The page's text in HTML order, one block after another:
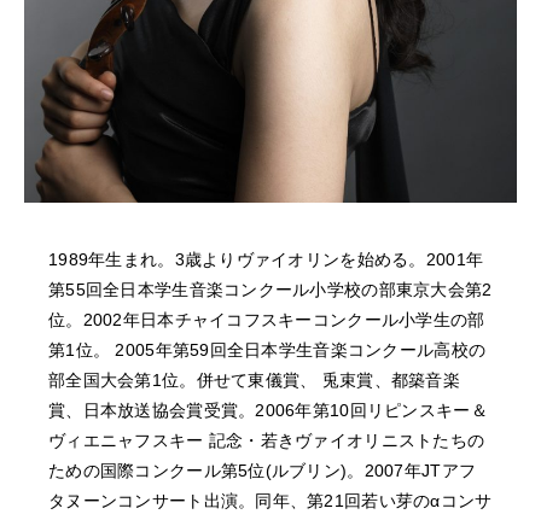
1989年生まれ。3歳よりヴァイオリンを始める。2001年
第55回全日本学生音楽コンクール小学校の部東京大会第2
位。2002年日本チャイコフスキーコンクール小学生の部
第1位。 2005年第59回全日本学生音楽コンクール高校の
部全国大会第1位。併せて東儀賞、 兎束賞、都築音楽
賞、日本放送協会賞受賞。2006年第10回リピンスキー＆
ヴィエニャフスキー 記念・若きヴァイオリニストたちの
ための国際コンクール第5位(ルブリン)。2007年JTアフ
タヌーンコンサート出演。同年、第21回若い芽のαコンサ